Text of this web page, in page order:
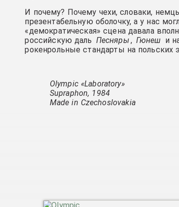
И почему? Почему чехи, словаки,
презентабельную оболочку, а у нас
«демократическая» сцена давала
российскую даль Песняры, Гюнеш и
рокенрольные стандарты на польских
Olympic «Laboratory»
Supraphon, 1984
Made in Czechoslovakia